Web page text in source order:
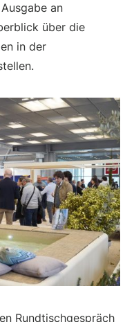
an
über die
in der
Rundtischgespräch